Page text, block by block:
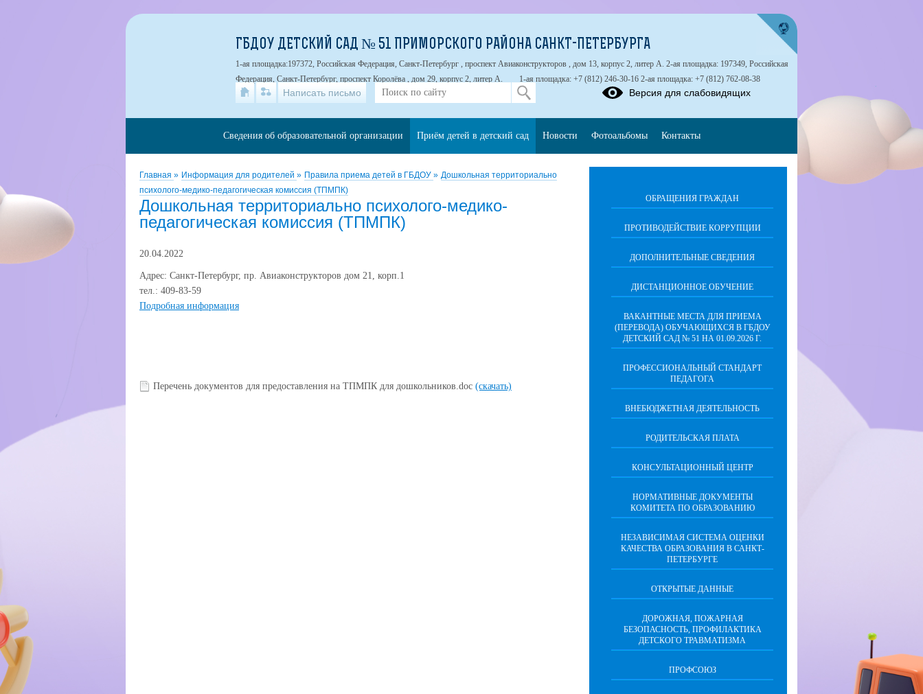
Главная » Информация для родителей » Правила приема детей в ГБДОУ » Дошкольная территориально
психолого-медико-педагогическая комиссия (ТПМПК)
Дошкольная территориально психолого-медико-
педагогическая комиссия (ТПМПК)
20.04.2022
Адрес: Санкт-Петербург, пр. Авиаконструкторов дом 21, корп.1
тел.: 409-83-59
Подробная информация
Перечень документов для предоставления на ТПМПК для дошкольников.doc (скачать)
ОБРАЩЕНИЯ ГРАЖДАН
ПРОТИВОДЕЙСТВИЕ КОРРУПЦИИ
ДОПОЛНИТЕЛЬНЫЕ СВЕДЕНИЯ
ДИСТАНЦИОННОЕ ОБУЧЕНИЕ
ВАКАНТНЫЕ МЕСТА ДЛЯ ПРИЕМА
(ПЕРЕВОДА) ОБУЧАЮЩИХСЯ В ГБДОУ
ДЕТСКИЙ САД № 51 НА 01.09.2026 Г.
ПРОФЕССИОНАЛЬНЫЙ СТАНДАРТ
ПЕДАГОГА
ВНЕБЮДЖЕТНАЯ ДЕЯТЕЛЬНОСТЬ
РОДИТЕЛЬСКАЯ ПЛАТА
КОНСУЛЬТАЦИОННЫЙ ЦЕНТР
НОРМАТИВНЫЕ ДОКУМЕНТЫ
КОМИТЕТА ПО ОБРАЗОВАНИЮ
НЕЗАВИСИМАЯ СИСТЕМА ОЦЕНКИ
КАЧЕСТВА ОБРАЗОВАНИЯ В САНКТ-
ПЕТЕРБУРГЕ
ОТКРЫТЫЕ ДАННЫЕ
ДОРОЖНАЯ, ПОЖАРНАЯ
БЕЗОПАСНОСТЬ, ПРОФИЛАКТИКА
ДЕТСКОГО ТРАВМАТИЗМА
ПРОФСОЮЗ
ГБДОУ ДЕТСКИЙ САД № 51 ПРИМОРСКОГО РАЙОНА САНКТ-ПЕТЕРБУРГА
1-ая площадка:197372, Российская Федерация, Санкт-Петербург , проспект Авиаконструкторов , дом 13, корпус 2, литер А. 2-ая площадка: 197349, Российская
Федерация, Санкт-Петербург, проспект Королёва , дом 29, корпус 2, литер А.
1-ая площадка: +7 (812) 246-30-16 2-ая площадка: +7 (812) 762-08-38
Написать письмо Версия для слабовидящих
Сведения об образовательной организации Приём детей в детский сад Новости Фотоальбомы Контакты